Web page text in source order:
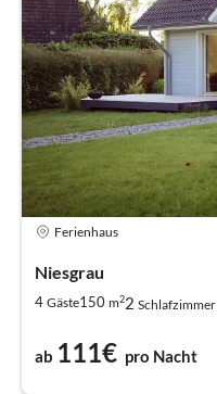
Ferienhaus
Niesgrau
4 Gäste150 m22 Schlafzimmer
ab 111€ pro Nacht